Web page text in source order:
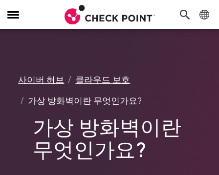
탐
색
사이버 허브
클라우드 보호
가상 방화벽이란 무엇인가요?
가상 방화벽이란
무엇인가요?